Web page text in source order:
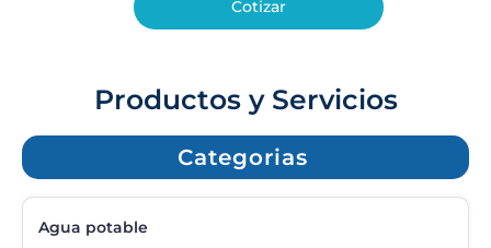
Cotizar
Productos y Servicios
Categorias
Agua potable